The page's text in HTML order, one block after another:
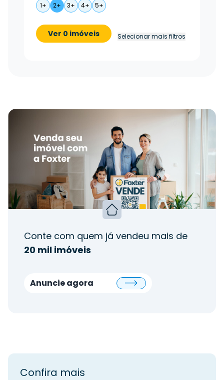
1+ 2+ 3+ 4+ 5+
Ver 0 imóveis Selecionar mais filtros
Conte com quem já vendeu mais de
20 mil imóveis
Anuncie agora
Confira mais